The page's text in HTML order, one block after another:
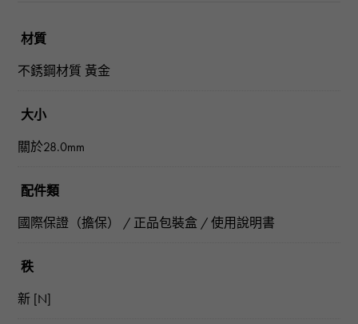
材質
不銹鋼材質 黃金
大小
關於28.0mm
配件類
國際保證（擔保） / 正品包裝盒 / 使用說明書
秩
新 [N]